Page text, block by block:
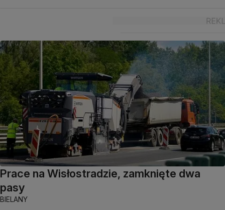
Prace na Wisłostradzie, zamknięte dwa
pasy
BIELANY